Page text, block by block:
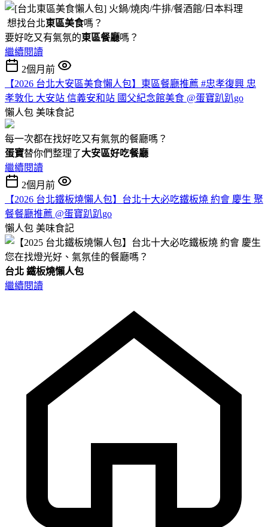
想找台北東區美食嗎？
要好吃又有氣氛的東區餐廳嗎？
繼續閱讀
2個月前
【2026 台北大安區美食懶人包】東區餐廳推薦 #忠孝復興 忠
孝敦化 大安站 信義安和站 國父紀念館美食 @蛋寶趴趴go
懶人包 美味食記
每一次都在找好吃又有氣氛的餐廳嗎？
蛋寶替你們整理了大安區好吃餐廳
繼續閱讀
2個月前
【2026 台北鐵板燒懶人包】台北十大必吃鐵板燒 約會 慶生 聚
餐餐廳推薦 @蛋寶趴趴go
懶人包 美味食記
您在找燈光好、氣氛佳的餐廳嗎？
台北 鐵板燒懶人包
繼續閱讀